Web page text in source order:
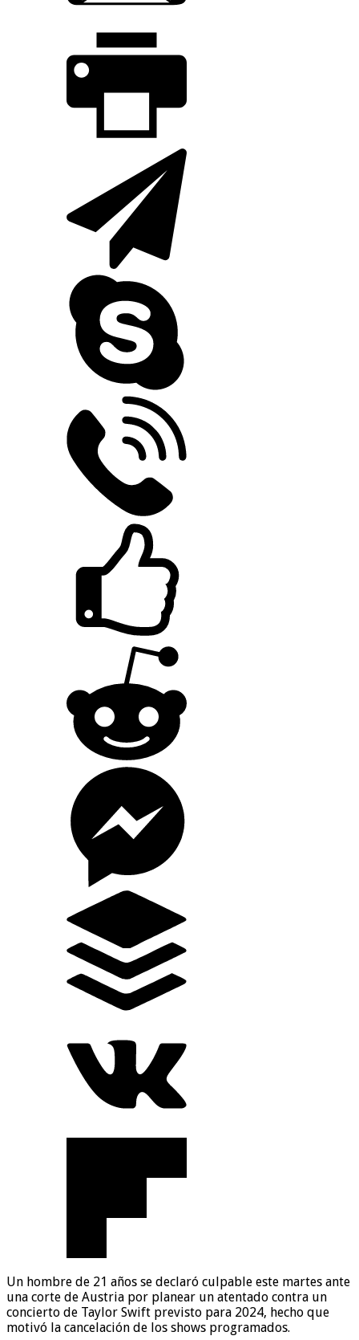
Un hombre de 21 años se declaró culpable este martes ante
una corte de Austria por planear un atentado contra un
concierto de Taylor Swift previsto para 2024, hecho que
motivó la cancelación de los shows programados.